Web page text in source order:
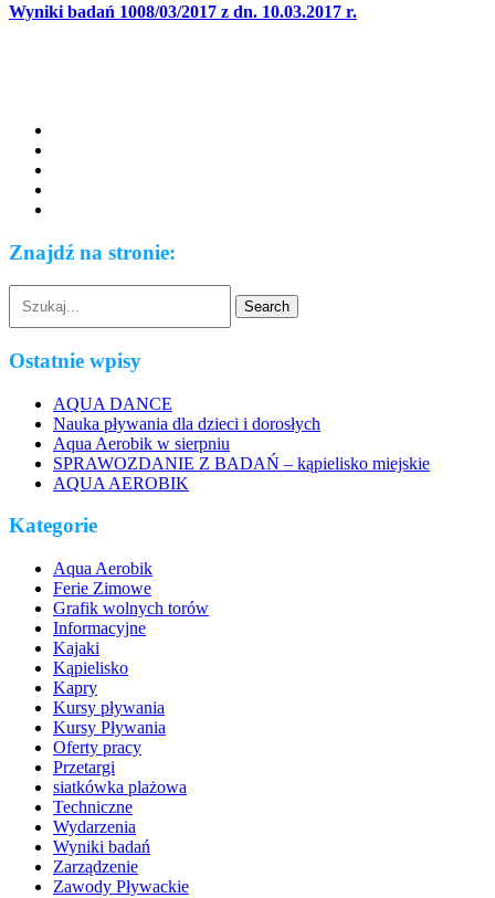
Wyniki badań 1008/03/2017 z dn. 10.03.2017 r.
Znajdź na stronie:
Ostatnie wpisy
AQUA DANCE
Nauka pływania dla dzieci i dorosłych
Aqua Aerobik w sierpniu
SPRAWOZDANIE Z BADAŃ – kąpielisko miejskie
AQUA AEROBIK
Kategorie
Aqua Aerobik
Ferie Zimowe
Grafik wolnych torów
Informacyjne
Kajaki
Kąpielisko
Kapry
Kursy pływania
Kursy Pływania
Oferty pracy
Przetargi
siatkówka plażowa
Techniczne
Wydarzenia
Wyniki badań
Zarządzenie
Zawody Pływackie